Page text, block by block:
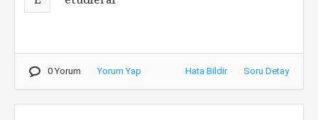
0 Yorum Yorum Yap Hata Bildir Soru Detay